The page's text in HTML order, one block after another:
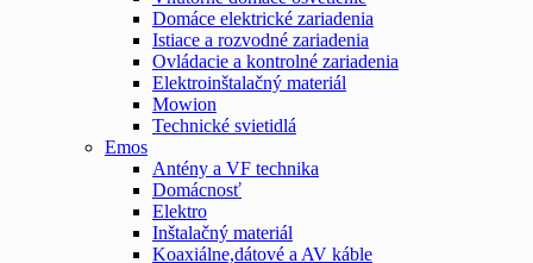
Domáce elektrické zariadenia
Istiace a rozvodné zariadenia
Ovládacie a kontrolné zariadenia
Elektroinštalačný materiál
Mowion
Technické svietidlá
Emos
Antény a VF technika
Domácnosť
Elektro
Inštalačný materiál
Koaxiálne,dátové a AV káble